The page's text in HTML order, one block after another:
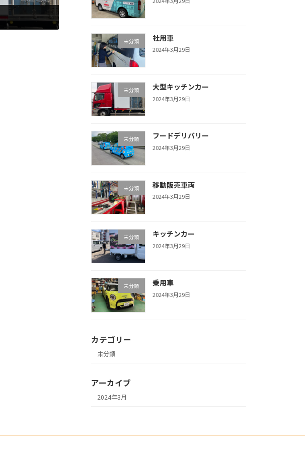
未分類 社用車
2024年3月29日
未分類 大型キッチンカー
2024年3月29日
未分類 フードデリバリー
2024年3月29日
未分類 移動販売車両
2024年3月29日
未分類 キッチンカー
2024年3月29日
未分類 乗用車
2024年3月29日
カテゴリー
未分類
アーカイブ
2024年3月